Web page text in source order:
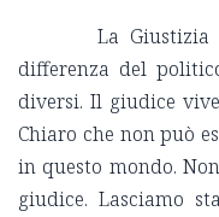
La Giustizia
differenza del
diversi. Il giudice
Chiaro che non può
in questo mondo.
giudice. Lasciamo